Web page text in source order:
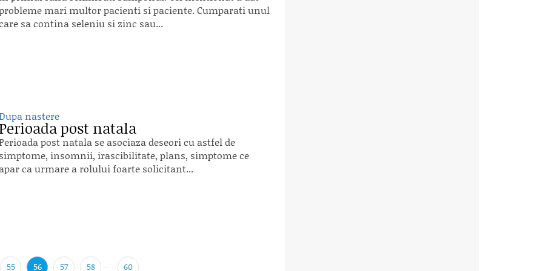
mari multor pacienti si paciente. Cumparati unul
sa contina seleniu si zinc sau...
nastere
post natala
post natala se asociaza deseori cu astfel de
insomnii, irascibilitate, plans, simptome ce
ca urmare a rolului foarte solicitant...
55 56 57 58 60